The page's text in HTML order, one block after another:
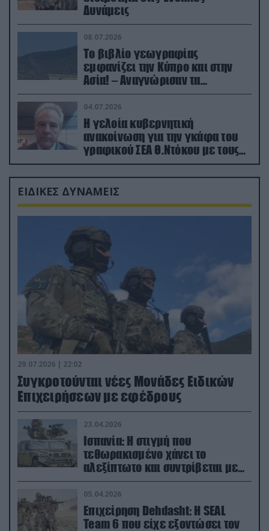
Δυνάμεις
08.07.2026
Το βιβλίο γεωγραφίας
εμφανίζει την Κύπρο και στην
Ασία! – Αναγνώρισαν τα
κατεχόμενα; (φωτο)
04.07.2026
Η γελοία κυβερνητική
ανακοίνωση για την γκάφα του
γραφικού ΣΕΑ Θ.Ντόκου με τους
Ρώσους φαρσέρ
ΕΙΔΙΚΕΣ ΔΥΝΑΜΕΙΣ
29.07.2026 | 22:02
Συγκροτούνται νέες Μονάδες Ειδικών
Επιχειρήσεων με εφέδρους
23.04.2026
Ισπανία: Η στιγμή που
τεθωρακισμένο χάνει το
αλεξίπτωτο και συντρίβεται με
ορμή στο έδαφος (βίντεο)
05.04.2026
Επιχείρηση Dehdasht: Η SEAL
Team 6 που είχε εξοντώσει τον